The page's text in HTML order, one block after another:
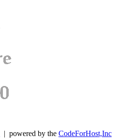
| powered by the CodeForHost,Inc